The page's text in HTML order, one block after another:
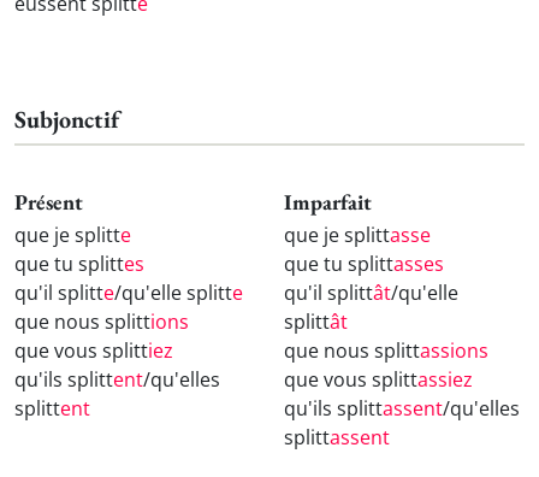
Subjonctif
Présent
que je splitte
que tu splittes
qu'il splitte/qu'elle splitte
que nous splittions
que vous splittiez
qu'ils splittent/qu'elles
splittent
Imparfait
que je splittasse
que tu splittasses
qu'il splittât/qu'elle
splittât
que nous splittassions
que vous splittassiez
qu'ils splittassent/qu'elles
splittassent